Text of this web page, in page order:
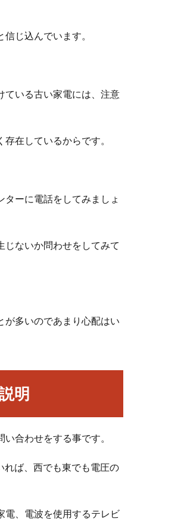
じ込んでいます。
ている古い家電には、注意
在しているからです。
ーに電話をしてみましょ
ないか問わせをしてみて
が多いのであまり心配はい
明
合わせをする事です。
れば、西でも東でも電圧の
電、電波を使用するテレビ